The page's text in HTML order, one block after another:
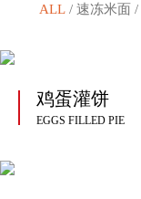
ALL/ 速冻米面/
鸡蛋灌饼
EGGS FILLED PIE